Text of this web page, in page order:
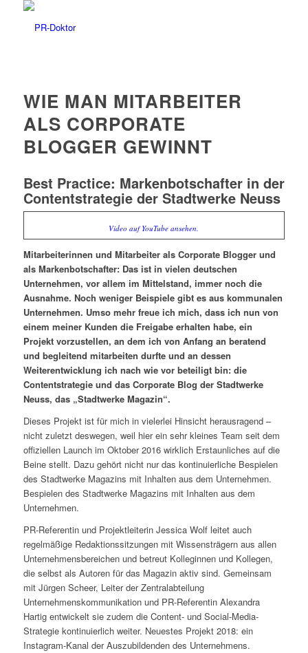
WIE MAN MITARBEITER
ALS CORPORATE
BLOGGER GEWINNT
Best Practice: Markenbotschafter in der
Contentstrategie der Stadtwerke Neuss
Video auf YouTube ansehen.
Mitarbeiterinnen und Mitarbeiter als Corporate Blogger und
als Markenbotschafter: Das ist in vielen deutschen
Unternehmen, vor allem im Mittelstand, immer noch die
Ausnahme. Noch weniger Beispiele gibt es aus kommunalen
Unternehmen. Umso mehr freue ich mich, dass ich nun von
einem meiner Kunden die Freigabe erhalten habe, ein
Projekt vorzustellen, an dem ich von Anfang an beratend
und begleitend mitarbeiten durfte und an dessen
Weiterentwicklung ich nach wie vor beteiligt bin: die
Contentstrategie und das Corporate Blog der Stadtwerke
Neuss, das „Stadtwerke Magazin“.
Dieses Projekt ist für mich in vielerlei Hinsicht herausragend –
nicht zuletzt deswegen, weil hier ein sehr kleines Team seit dem
offiziellen Launch im Oktober 2016 wirklich Erstaunliches auf die
Beine stellt. Dazu gehört nicht nur das kontinuierliche Bespielen
des Stadtwerke Magazins mit Inhalten aus dem Unternehmen.
Bespielen des Stadtwerke Magazins mit Inhalten aus dem
Unternehmen.
PR-Referentin und Projektleiterin Jessica Wolf leitet auch
regelmäßige Redaktionssitzungen mit Wissensträgern aus allen
Unternehmensbereichen und betreut Kolleginnen und Kollegen,
die selbst als Autoren für das Magazin aktiv sind. Gemeinsam
mit Jürgen Scheer, Leiter der Zentralabteilung
Unternehmenskommunikation und PR-Referentin Alexandra
Hartig entwickelt sie zudem die Content- und Social-Media-
Strategie kontinuierlich weiter. Neuestes Projekt 2018: ein
Instagram-Kanal der Auszubildenden des Unternehmens.